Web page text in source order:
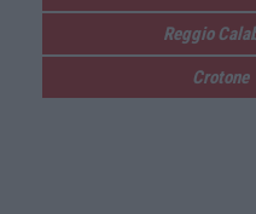
Reggio
Crotone